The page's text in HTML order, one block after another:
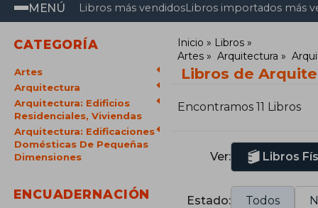
MENÚ Libros más vendidosLibros importados más
CATEGORÍA
Artes
Arquitectura
Arquitectura: Edificios
Residenciales, Viviendas
Arquitectura: Edificaciones
Domésticas De Pequeñas
Dimensiones
ENCUADERNACIÓN
Inicio
Libros
Artes
Arquitectura
Libros de
Encontramos 11 Libros
Ver: Libros
Estado: Todos